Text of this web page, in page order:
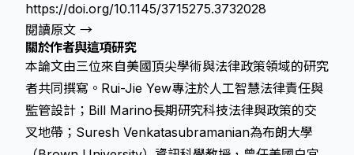
https://doi.org/10.1145/3715275.3732028
閱讀原文 →
關於作者與這項研究
本論文由三位來自美國頂尖學術與法律政策領域的研究
者共同撰寫。Rui-Jie Yew專注於人工智慧法律責任與
監管設計；Bill Marino長期研究科技法律與政策的交
叉地帶；Suresh Venkatasubramanian為布朗大學